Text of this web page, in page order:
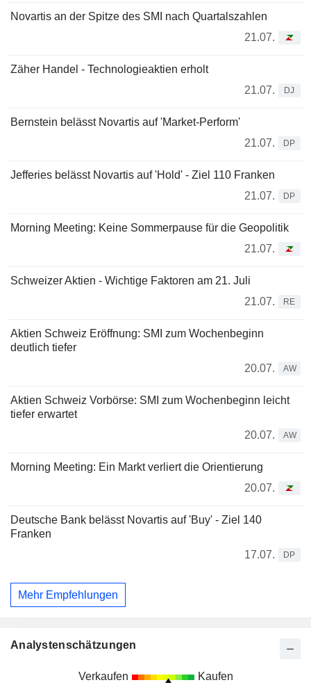
Novartis an der Spitze des SMI nach Quartalszahlen
21.07.
Zäher Handel - Technologieaktien erholt
21.07.
DJ
Bernstein belässt Novartis auf 'Market-Perform'
21.07.
DP
Jefferies belässt Novartis auf 'Hold' - Ziel 110 Franken
21.07.
DP
Morning Meeting: Keine Sommerpause für die Geopolitik
21.07.
Schweizer Aktien - Wichtige Faktoren am 21. Juli
21.07.
RE
Aktien Schweiz Eröffnung: SMI zum Wochenbeginn
deutlich tiefer
20.07.
AW
Aktien Schweiz Vorbörse: SMI zum Wochenbeginn leicht
tiefer erwartet
20.07.
AW
Morning Meeting: Ein Markt verliert die Orientierung
20.07.
Deutsche Bank belässt Novartis auf 'Buy' - Ziel 140
Franken
17.07.
DP
Mehr Empfehlungen
Analystenschätzungen
Verkaufen Kaufen